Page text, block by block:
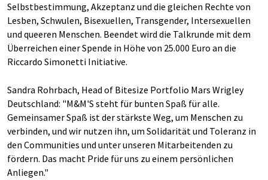
Selbstbestimmung, Akzeptanz und die gleichen Rechte von
Lesben, Schwulen, Bisexuellen, Transgender, Intersexuellen
und queeren Menschen. Beendet wird die Talkrunde mit dem
Überreichen einer Spende in Höhe von 25.000 Euro an die
Riccardo Simonetti Initiative.
Sandra Rohrbach, Head of Bitesize Portfolio Mars Wrigley
Deutschland: "M&M'S steht für bunten Spaß für alle.
Gemeinsamer Spaß ist der stärkste Weg, um Menschen zu
verbinden, und wir nutzen ihn, um Solidarität und Toleranz in
den Communities und unter unseren Mitarbeitenden zu
fördern. Das macht Pride für uns zu einem persönlichen
Anliegen."